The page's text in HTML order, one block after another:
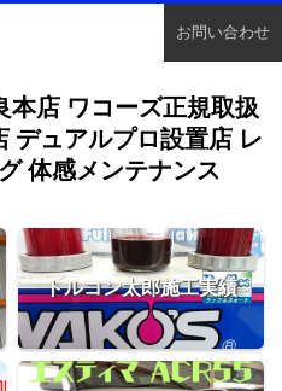
お問い合わせ
本店 ワコーズ正規取扱
デュアルプロ設置店 レ
体感メンテナンス
トルコン太郎施工実績